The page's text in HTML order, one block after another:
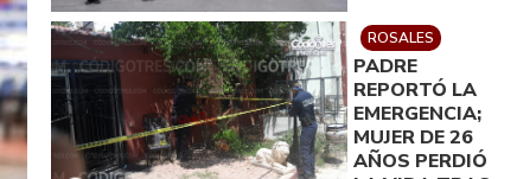
ROSALES
PADRE
REPORTÓ LA
EMERGENCIA;
MUJER DE 26
AÑOS PERDIÓ